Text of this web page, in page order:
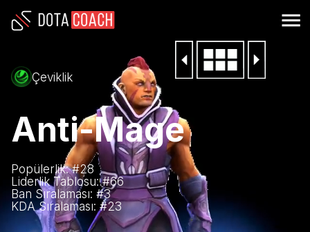
Çeviklik
Anti-Mage
Popülerlik: #28
Liderlik Tablosu: #66
Ban Sıralaması: #3
KDA Sıralaması: #23